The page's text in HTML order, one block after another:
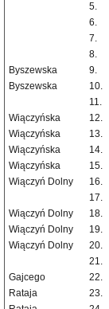
5.
6.
7.
8.
Byszewska
9.
Byszewska
10.
11.
Wiączyńska
12.
Wiączyńska
13.
Wiączyńska
14.
Wiączyńska
15.
Wiączyń Dolny
16.
17.
Wiączyń Dolny
18.
Wiączyń Dolny
19.
Wiączyń Dolny
20.
21.
Gajcego
22.
Rataja
23.